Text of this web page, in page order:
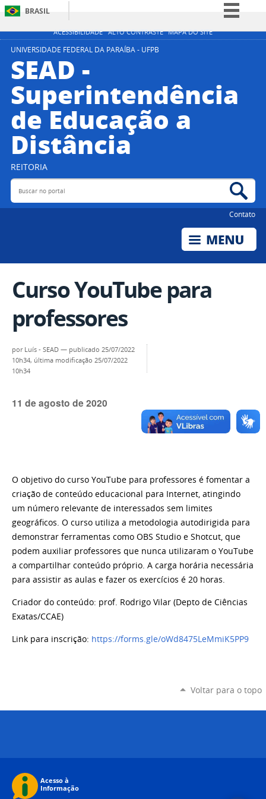
ACESSIBILIDADE ALTO CONTRASTE MAPA DO SITE
BRASIL
Simplifique!
Acesso à informação
Legislação
Canais
UNIVERSIDADE FEDERAL DA PARAÍBA - UFPB
SEAD -
Superintendência
de Educação a
Distância
REITORIA
Buscar no portal
Contato
Curso YouTube para
professores
por Luís - SEAD — publicado 25/07/2022
10h34, última modificação 25/07/2022
10h34
11 de agosto de 2020
O objetivo do curso YouTube para professores é fomentar a
criação de conteúdo educacional para Internet, atingindo
um número relevante de interessados sem limites
geográficos. O curso utiliza a metodologia autodirigida para
demonstrar ferramentas como OBS Studio e Shotcut, que
podem auxiliar professores que nunca utilizaram o YouTube
a compartilhar conteúdo próprio. A carga horária necessária
para assistir as aulas e fazer os exercícios é 20 horas.
Criador do conteúdo: prof. Rodrigo Vilar (Depto de Ciências
Exatas/CCAE)
Link para inscrição: https://forms.gle/oWd8475LeMmiK5PP9
Voltar para o topo